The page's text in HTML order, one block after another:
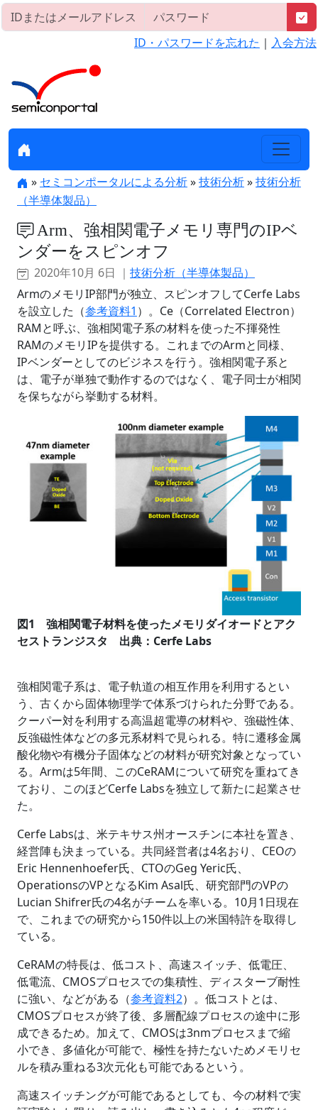
ID・パスワードを忘れた ｜ 入会方法
» セミコンポータルによる分析»技術分析»技術分析
（半導体製品）
Arm、強相関電子メモリ専門のIPベ
ンダーをスピンオフ
2020年10月 6日 ｜ 技術分析（半導体製品）
ArmのメモリIP部門が独立、スピンオフしてCerfe Labs
を設立した（参考資料1 ）。Ce（Correlated Electron）
RAMと呼ぶ、強相関電子系の材料を使った不揮発性
RAMのメモリIPを提供する。これまでのArmと同様、
IPベンダーとしてのビジネスを行う。強相関電子系と
は、電子が単独で動作するのではなく、電子同士が相関
を保ちながら挙動する材料。
図1 強相関電子材料を使ったメモリダイオードとアク
セストランジスタ 出典：Cerfe Labs
強相関電子系は、電子軌道の相互作用を利用するとい
う、古くから固体物理学で体系づけられた分野である。
クーパー対を利用する高温超電導の材料や、強磁性体、
反強磁性体などの多元系材料で見られる。特に遷移金属
酸化物や有機分子固体などの材料が研究対象となってい
る。Armは5年間、このCeRAMについて研究を重ねてき
ており、このほどCerfe Labsを独立して新たに起業させ
た。
Cerfe Labsは、米テキサス州オースチンに本社を置き、
経営陣も決まっている。共同経営者は4名おり、CEOの
Eric Hennenhoefer氏、CTOのGeg Yeric氏、
OperationsのVPとなるKim Asal氏、研究部門のVPの
Lucian Shifrer氏の4名がチームを率いる。10月1日現在
で、これまでの研究から150件以上の米国特許を取得し
ている。
CeRAMの特長は、低コスト、高速スイッチ、低電圧、
低電流、CMOSプロセスでの集積性、ディスターブ耐性
に強い、などがある（参考資料2）。低コストとは、
CMOSプロセスが終了後、多層配線プロセスの途中に形
成できるため。加えて、CMOSは3nmプロセスまで縮
小でき、多値化が可能で、極性を持たないためメモリセ
ルを積み重ねる3次元化も可能であるという。
高速スイッチングが可能であるとしても、今の材料で実